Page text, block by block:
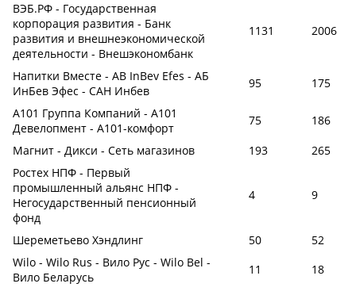
ВЭБ.РФ - Государственная
корпорация развития - Банк
развития и внешнеэкономической
деятельности - Внешэкономбанк
1131 2006
Напитки Вместе - AB InBev Efes - АБ
ИнБев Эфес - САН Инбев
95
175
А101 Группа Компаний - А101
Девелопмент - А101-комфорт
75
186
Магнит - Дикси - Сеть магазинов
193
265
Ростех НПФ - Первый
промышленный альянс НПФ -
Негосударственный пенсионный
фонд
4 9
Шереметьево Хэндлинг 50
52
Wilo - Wilo Rus - Вило Рус - Wilo Bel -
Вило Беларусь
11
18